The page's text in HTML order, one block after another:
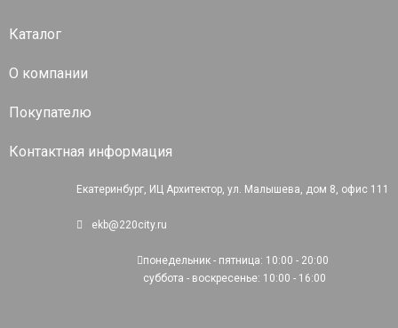
Каталог
О компании
Покупателю
Контактная информация
Екатеринбург, ИЦ Архитектор, ул. Малышева, дом 8, офис 111
ekb@220city.ru
понедельник - пятница: 10:00 - 20:00
суббота - воскресенье: 10:00 - 16:00